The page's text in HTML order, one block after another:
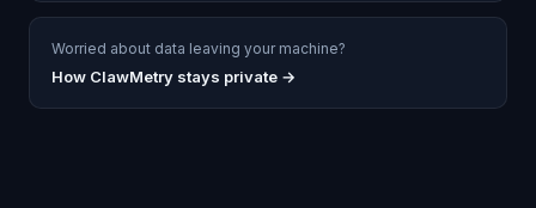
Worried about data leaving your machine?
How ClawMetry stays private →